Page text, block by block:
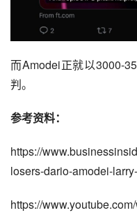
而Amodei正就以3000-
判。
参考资料：
https://
losers-dario-amodei-
https://